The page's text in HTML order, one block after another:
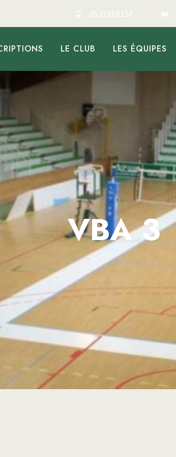
05.31.51.03.57
LE CLUB LES ÉQUIPES
VBA 3